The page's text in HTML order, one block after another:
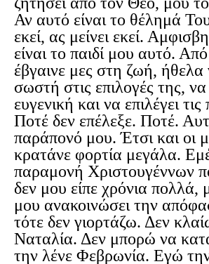
Αν αυτό είναι το θέλημά
εκεί, ας μείνει εκεί.
είναι το παιδί μου αυτό.
έβγαινε μες στη ζωή, ήθελα
σωστή στις επιλογές της, να
ευγενική και να επιλέγει
Ποτέ δεν επέλεξε. Ποτέ.
παράπονό μου. Έτσι και οι
κρατάνε φορτία μεγάλα.
παραμονή Χριστουγέννων
δεν μου είπε χρόνια πολλά,
μου ανακοινώσει την
τότε δεν γιορτάζω. Δεν
Ναταλία. Δεν μπορώ να
την λένε Φεβρωνία. Εγώ